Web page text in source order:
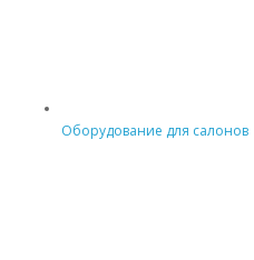
Оборудование для салонов